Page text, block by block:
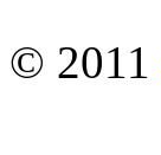
© 2011